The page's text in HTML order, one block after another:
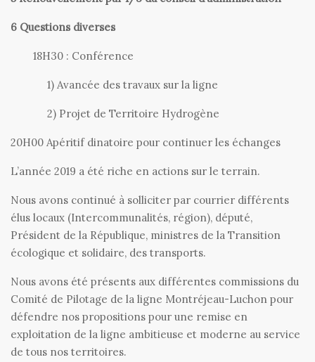
6 Questions diverses
18H30 : Conférence
1) Avancée des travaux sur la ligne
2) Projet de Territoire Hydrogène
20H00 Apéritif dinatoire pour continuer les échanges
L’année 2019 a été riche en actions sur le terrain.
Nous avons continué à solliciter par courrier différents
élus locaux (Intercommunalités, région), député,
Président de la République, ministres de la Transition
écologique et solidaire, des transports.
Nous avons été présents aux différentes commissions du
Comité de Pilotage de la ligne Montréjeau-Luchon pour
défendre nos propositions pour une remise en
exploitation de la ligne ambitieuse et moderne au service
de tous nos territoires.